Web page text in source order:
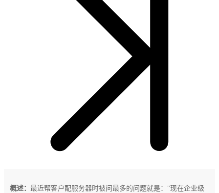
概述： 最近帮客户配服务器时被问最多的问题就是："现在企业级